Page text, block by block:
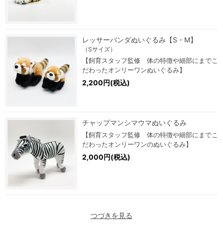
レッサーパンダぬいぐるみ【S・M】
（Sサイズ）
【飼育スタッフ監修 体の特徴や細部にまでこ
だわったオンリーワンぬいぐるみ】
2,200円(税込)
チャップマンシマウマぬいぐるみ
【飼育スタッフ監修 体の特徴や細部にまでこ
だわったオンリーワンのぬいぐるみ】
2,000円(税込)
つづきを見る